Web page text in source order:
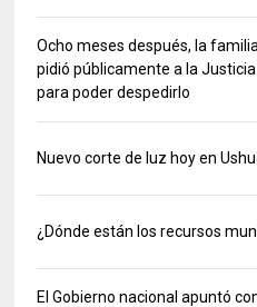
Ocho meses después, la
pidió públicamente a la
para poder despedirlo
Nuevo corte de luz hoy en
¿Dónde están los recursos
El Gobierno nacional apuntó